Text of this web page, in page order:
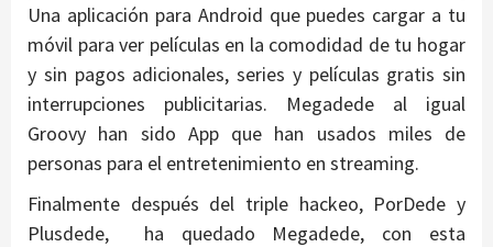
Una aplicación para Android que puedes cargar a tu
móvil para ver películas en la comodidad de tu hogar
y sin pagos adicionales, series y películas gratis sin
interrupciones publicitarias. Megadede al igual
Groovy han sido App que han usados miles de
personas para el entretenimiento en streaming.
Finalmente después del triple hackeo, PorDede y
Plusdede, ha quedado Megadede, con esta